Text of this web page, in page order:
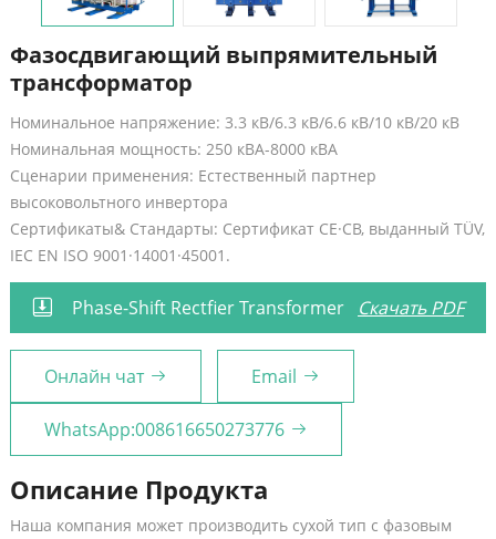
Фазосдвигающий выпрямительный
трансформатор
Номинальное напряжение: 3.3 кВ/6.3 кВ/6.6 кВ/10 кВ/20 кВ
Номинальная мощность: 250 кВА-8000 кВА
Сценарии применения: Естественный партнер
высоковольтного инвертора
Сертификаты& Стандарты: Сертификат CE·CB, выданный TÜV,
IEC EN ISO 9001·14001·45001.
Phase-Shift Rectfier Transformer Скачать PDF
Онлайн чат Email
WhatsApp:008616650273776
Описание Продукта
Наша компания может производить сухой тип с фазовым